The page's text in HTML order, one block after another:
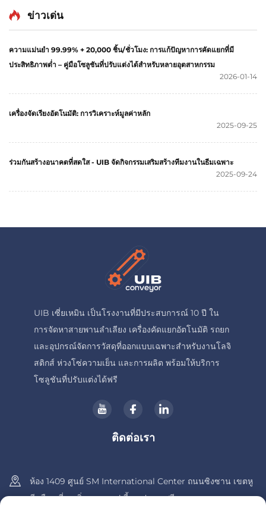
ข่าวเด่น
ความแม่นยำ 99.99% + 20,000 ชิ้น/ชั่วโมง: การแก้ปัญหาการคัดแยกที่มี
ประสิทธิภาพต่ำ – คู่มือโซลูชันที่ปรับแต่งได้สำหรับหลายอุตสาหกรรม
2026-01-14
เครื่องจัดเรียงอัตโนมัติ: การวิเคราะห์มูลค่าหลัก
2025-09-25
ร่วมกันสร้างอนาคตที่สดใส - UIB จัดกิจกรรมเสริมสร้างทีมงานในธีมเฉพาะ
2025-09-24
UIB เซี่ยเหมิน เป็นโรงงานที่มีประสบการณ์ 10 ปี ใน
การจัดหาสายพานลำเลียง เครื่องคัดแยกอัตโนมัติ รถยก
และอุปกรณ์จัดการวัสดุที่ออกแบบเฉพาะสำหรับงานโลจิ
สติกส์ ห่วงโซ่ความเย็น และการผลิต พร้อมให้บริการ
โซลูชันที่ปรับแต่งได้ฟรี
ติดต่อเรา
ห้อง 1409 ศูนย์ SM International Center ถนนซิงซาน เขตหู
ลี เมืองเซี่ยเหมิ่น มณฑลฝูเจี้ยน ประเทศจีน